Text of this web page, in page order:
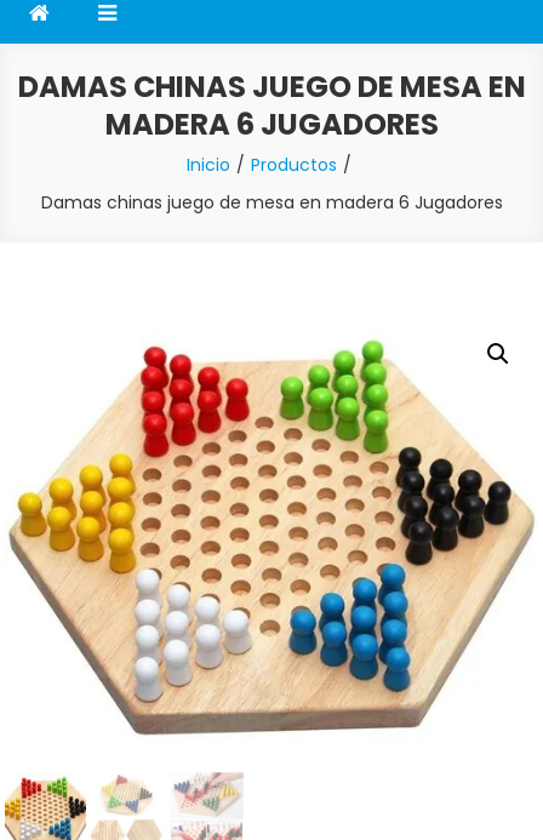
DAMAS CHINAS JUEGO DE MESA EN
MADERA 6 JUGADORES
Inicio
Productos
Damas chinas juego de mesa en madera 6 Jugadores